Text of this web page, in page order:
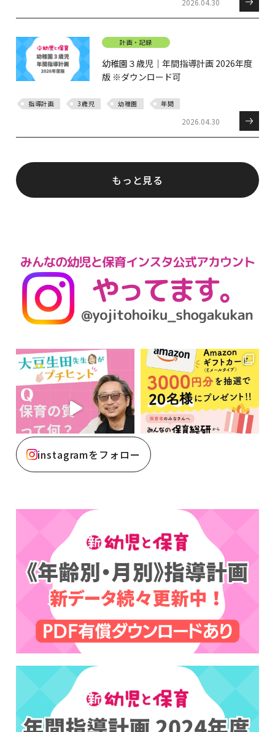
計画・記録
幼稚園３歳児｜年間指導計画 2026年度
版 ※ダウンロード可
指導計画 3歳児 幼稚園 年間
2026.04.30
もっと見る
instagramをフォロー